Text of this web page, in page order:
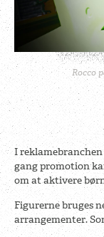
Rocco
I reklamebranchen
gang promotion
om at aktivere
Figurerne bruges
arrangementer.